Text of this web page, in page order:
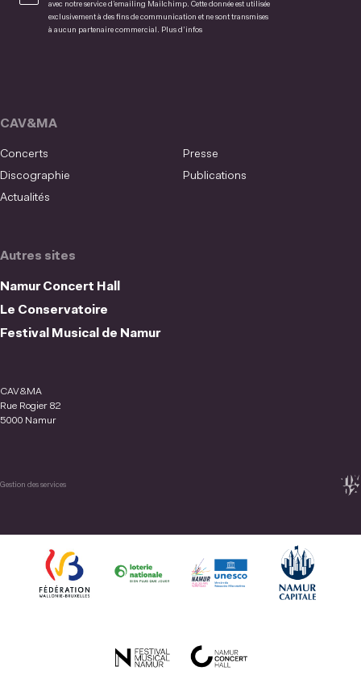
avec notre service d’emailing Mailchimp. Cette donnée est utilisée
exclusivement à des fins de communication et ne sont transmises
à aucun partenaire commercial. Plus d’infos
Autres sites
Namur Concert Hall
Le Conservatoire
Festival Musical de Namur
CAV&MA
Concerts
Presse
Discographie
Publications
Actualités
CAV&MA
Rue Rogier 82
5000 Namur
Gestion des services